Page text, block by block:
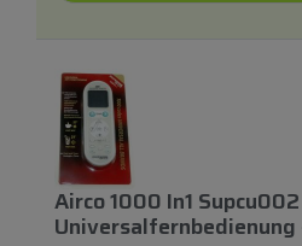
Airco 1000 In1 Supcu002
Universalfernbedienung